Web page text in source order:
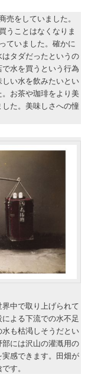
売をしていました。
うことはなくなりま
ていました。確かに
タダだったというの
水を買うという行為
い水を飲みたいとい
お茶や珈琲をより美
た。美味しさへの憧
中で取り上げられて
よる下流での水不足
も枯渇しそうだとい
には沢山の灌漑用の
感できます。田畑が
す。